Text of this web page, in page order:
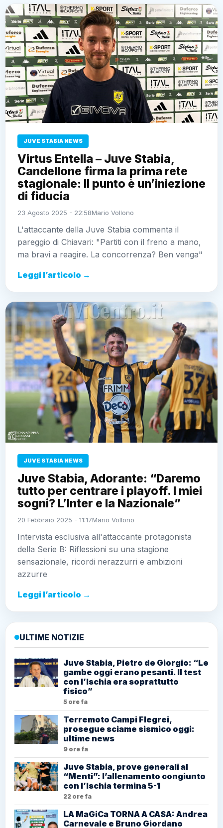
JUVE STABIA NEWS
Virtus Entella – Juve Stabia,
Candellone firma la prima rete
stagionale: Il punto è un’iniezione
di fiducia
23 Agosto 2025 - 22:58Mario Vollono
L'attaccante della Juve Stabia commenta il
pareggio di Chiavari: "Partiti con il freno a mano,
ma bravi a reagire. La concorrenza? Ben venga"
Leggi l’articolo →
JUVE STABIA NEWS
Juve Stabia, Adorante: “Daremo
tutto per centrare i playoff. I miei
sogni? L’Inter e la Nazionale”
20 Febbraio 2025 - 11:17Mario Vollono
Intervista esclusiva all'attaccante protagonista
della Serie B: Riflessioni su una stagione
sensazionale, ricordi nerazzurri e ambizioni
azzurre
Leggi l’articolo →
ULTIME NOTIZIE
Juve Stabia, Pietro de Giorgio: “Le
gambe oggi erano pesanti. Il test
con l’Ischia era soprattutto
fisico”
5 ore fa
Terremoto Campi Flegrei,
prosegue sciame sismico oggi:
ultime news
9 ore fa
Juve Stabia, prove generali al
“Menti”: l’allenamento congiunto
con l’Ischia termina 5-1
22 ore fa
LA MaGiCa TORNA A CASA: Andrea
Carnevale e Bruno Giordano